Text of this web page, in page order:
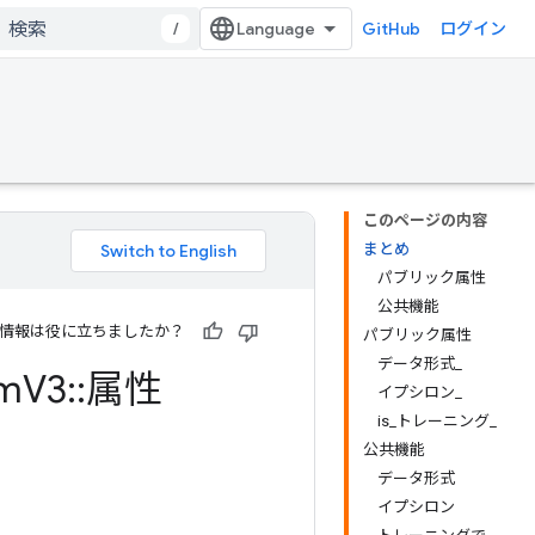
/ GitHub ログイン
このページの内容
まとめ
パブリック属性
公共機能
パブリック属性
データ形式_
イプシロン_
is_トレーニング_
公共機能
データ形式
イプシロン
報は役に立ちましたか？
V3::属性